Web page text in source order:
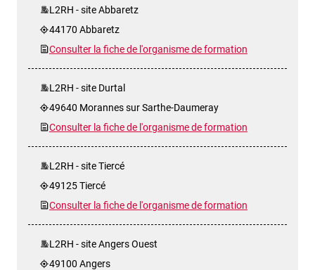
L2RH - site Abbaretz
44170 Abbaretz
Consulter la fiche de l'organisme de formation
L2RH - site Durtal
49640 Morannes sur Sarthe-Daumeray
Consulter la fiche de l'organisme de formation
L2RH - site Tiercé
49125 Tiercé
Consulter la fiche de l'organisme de formation
L2RH - site Angers Ouest
49100 Angers